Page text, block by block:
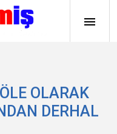
OLARAK
DERHAL